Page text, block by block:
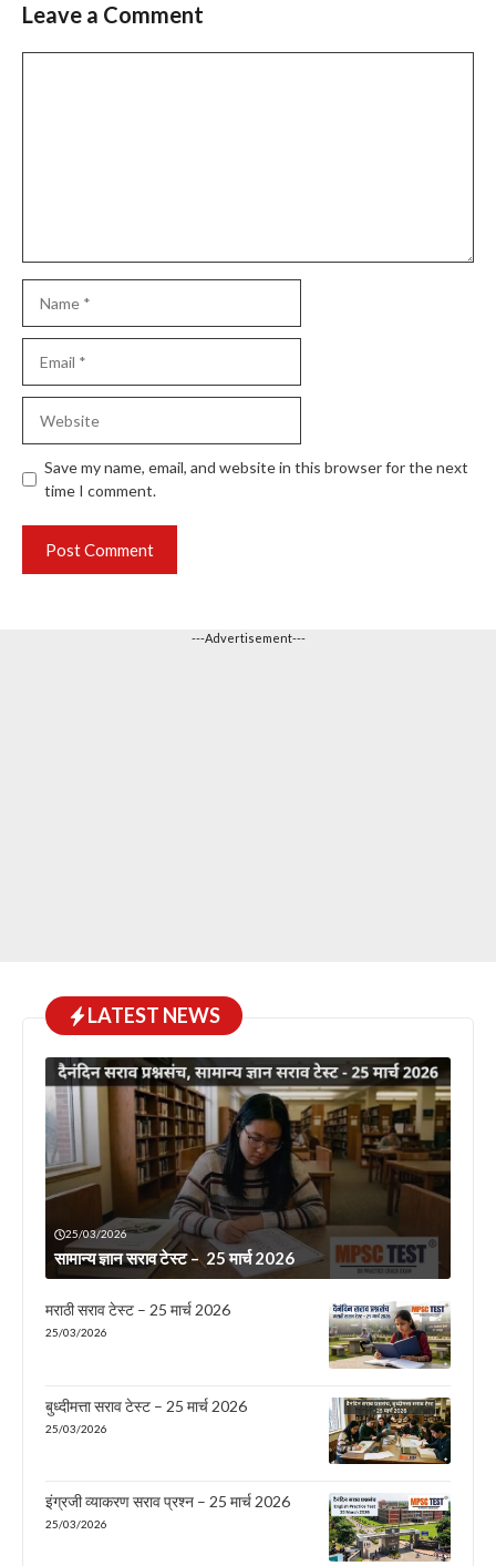
Leave a Comment
Save my name, email, and website in this browser for the next
time I comment.
---Advertisement---
LATEST NEWS
25/03/2026
सामान्य ज्ञान सराव टेस्ट – 25 मार्च 2026
मराठी सराव टेस्ट – 25 मार्च 2026
25/03/2026
बुध्दीमत्ता सराव टेस्ट – 25 मार्च 2026
25/03/2026
इंग्रजी व्याकरण सराव प्रश्न – 25 मार्च 2026
25/03/2026